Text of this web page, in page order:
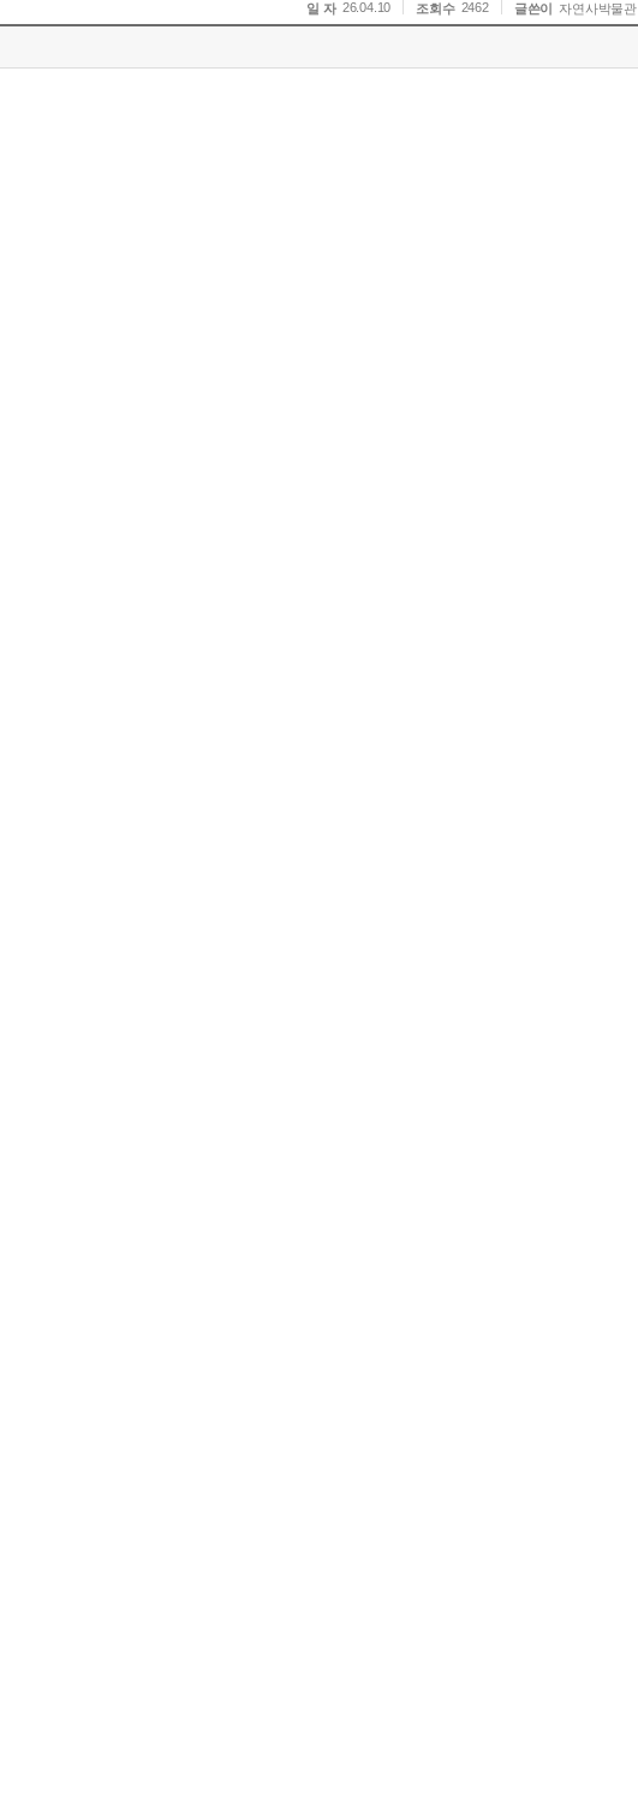
일 자 26.04.10 조회수 2462 글쓴이 자연사박물관